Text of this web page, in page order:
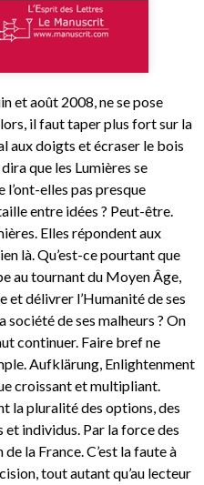
et août 2008, ne se pose
il faut taper plus fort sur la
aux doigts et écraser le bois
que les Lumières se
l’ont-elles pas presque
entre idées ? Peut-être.
Elles répondent aux
là. Qu’est-ce pourtant que
au tournant du Moyen Âge,
et délivrer l’Humanité de ses
société de ses malheurs ? On
continuer. Faire bref ne
Aufklärung, Enlightenment
croissant et multipliant.
la pluralité des options, des
et individus. Par la force des
la France. C’est la faute à
tout autant qu’au lecteur